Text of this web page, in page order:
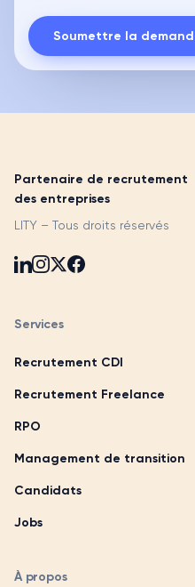
Soumettre la
Partenaire de recrutement
des entreprises
LITY – Tous droits réservés
Services
Recrutement CDI
Recrutement Freelance
RPO
Management de transition
Candidats
Jobs
À propos